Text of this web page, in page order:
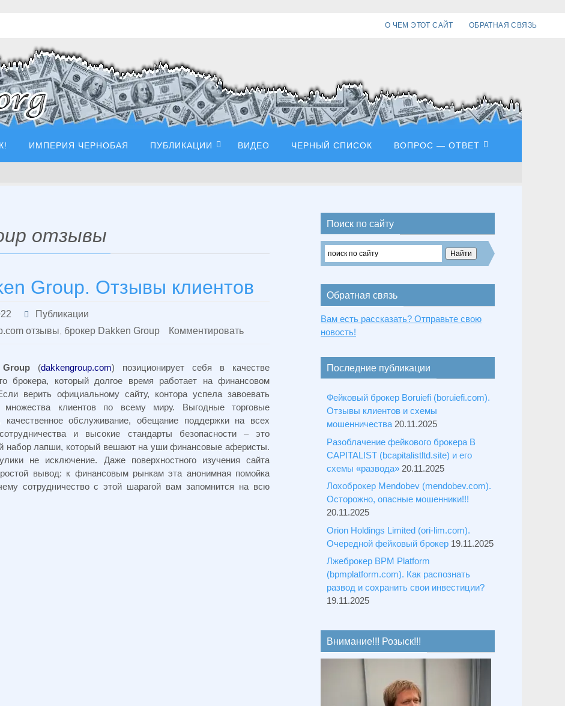
О ЧЕМ ЭТОТ САЙТ ОБРАТНАЯ СВЯЗЬ
ИМПЕРИЯ ЧЕРНОБАЯ ПУБЛИКАЦИИ ВИДЕО ЧЕРНЫЙ СПИСОК ВОПРОС — ОТВЕТ
отзывы
Group. Отзывы клиентов
Публикации
отзывы, брокер Dakken Group Комментировать
(dakkengroup.com) позиционирует себя в качестве
брокера, который долгое время работает на финансовом
верить официальному сайту, контора успела завоевать
множества клиентов по всему миру. Выгодные торговые
качественное обслуживание, обещание поддержки на всех
и высокие стандарты безопасности – это
набор лапши, который вешают на уши финансовые аферисты.
не исключение. Даже поверхностного изучения сайта
вывод: к финансовым рынкам эта анонимная помойка
сотрудничество с этой шарагой вам запомнится на всю
Поиск по сайту
Обратная связь
Вам есть рассказать? Отправьте свою
новость!
Последние публикации
Фейковый брокер Boruiefi (boruiefi.com).
Отзывы клиентов и схемы
мошенничества 20.11.2025
Разоблачение фейкового брокера B
CAPITALIST (bcapitalistltd.site) и его
схемы «развода» 20.11.2025
Лохоброкер Mendobev (mendobev.com).
Осторожно, опасные мошенники!!!
20.11.2025
Orion Holdings Limited (ori-lim.com).
Очередной фейковый брокер 19.11.2025
Лжеброкер BPM Platform
(bpmplatform.com). Как распознать
развод и сохранить свои инвестиции?
19.11.2025
Внимание!!! Розыск!!!